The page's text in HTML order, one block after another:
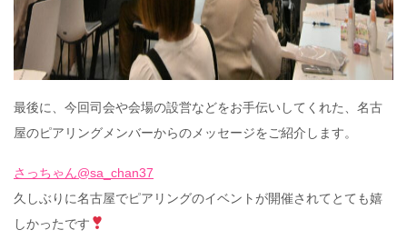
最後に、今回司会や会場の設営などをお手伝いしてくれた、名古
屋のピアリングメンバーからのメッセージをご紹介します。
さっちゃん@sa_chan37
久しぶりに名古屋でピアリングのイベントが開催されてとても嬉
しかったです